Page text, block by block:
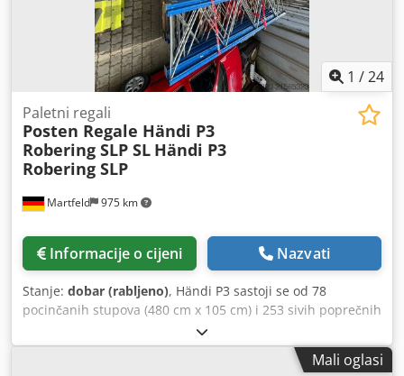
1100 mm, opterećenje polja 20.000 kg, plavi 18 x traversa
3.600 mm, uključujući sigurnosne igle, opterećenje police
4.000 kg, narančasti Ostale artikle - nove i rabljene -
pronađite u našoj trgovini! Međunarodni troškovi dostave
1 /24
Martfeld 975 km
Paletni regali
Posten Regale Händi P3
Robering SLP SL Händi P3
Robering SLP
Informacije o cijeni Nazvati
Stanje: dobar (rabljeno), Händi P3 sastoji se od 78
pocinčanih stupova (480 cm x 105 cm) i 253 sivih poprečnih
greda (270 cm x 10 cm). Od toga je 11 stupova lagano
oštećeno. Robering SLP SL sastoji se od 53 stupa (400 i 450
cm x 110 cm) i 266 narančastih poprečnih greda (270 cm x
Mali oglasi